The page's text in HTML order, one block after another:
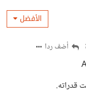
الأفضل
أضف ردا
قدراته.